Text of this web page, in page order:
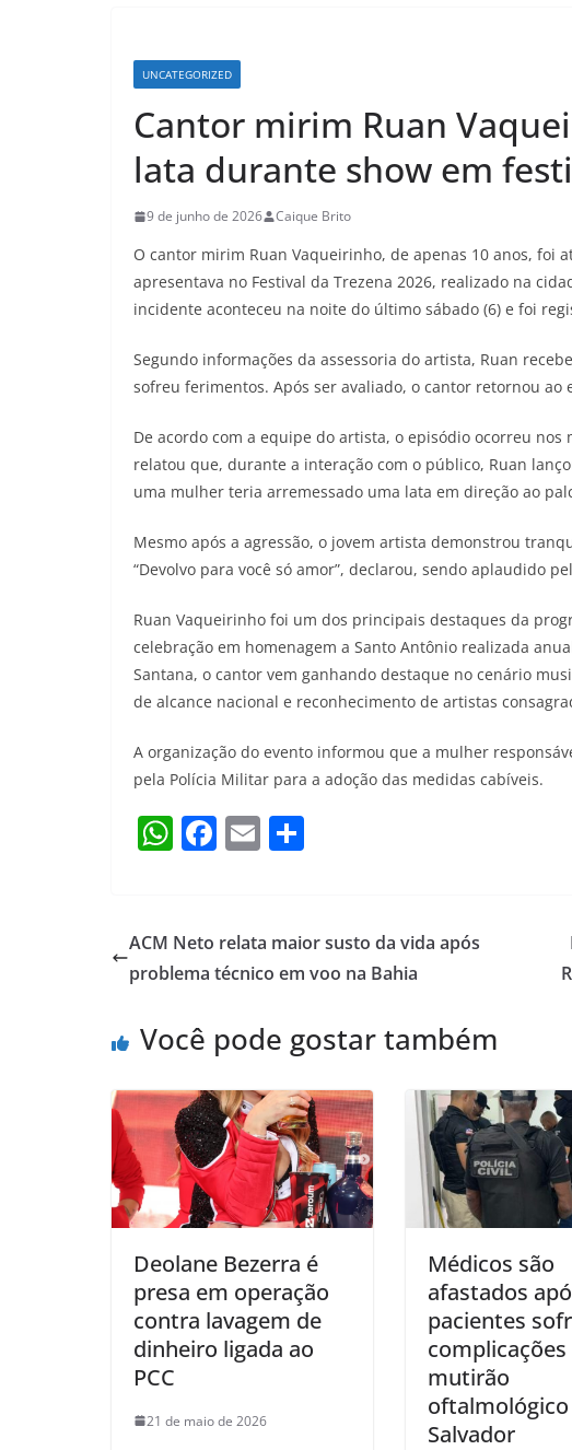
UNCATEGORIZED
Cantor mirim Ruan
lata durante show em
9 de junho de 2026 Caique Brito
O cantor mirim Ruan Vaqueirinho, de apenas 10 anos, foi
apresentava no Festival da Trezena 2026, realizado na
incidente aconteceu na noite do último sábado (6) e foi
Segundo informações da assessoria do artista, Ruan
sofreu ferimentos. Após ser avaliado, o cantor retornou
De acordo com a equipe do artista, o episódio ocorreu nos
relatou que, durante a interação com o público, Ruan
uma mulher teria arremessado uma lata em direção ao
Mesmo após a agressão, o jovem artista demonstrou
“Devolvo para você só amor”, declarou, sendo aplaudido
Ruan Vaqueirinho foi um dos principais destaques da
celebração em homenagem a Santo Antônio realizada
Santana, o cantor vem ganhando destaque no cenário
de alcance nacional e reconhecimento de artistas
A organização do evento informou que a mulher
pela Polícia Militar para a adoção das medidas cabíveis.
W
s
A
p
F
e
b
o
k
E
l e
ACM Neto relata maior susto da vida após
problema técnico em voo na Bahia
Você pode gostar também
Deolane Bezerra é
presa em operação
contra lavagem de
dinheiro ligada ao
PCC
21 de maio de 2026
Médicos são
afastados
pacientes
complicações
mutirão
Salvador